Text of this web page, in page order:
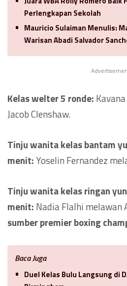
Perlengkapan Sekolah
Mauricio Sulaiman Menulis:
Warisan Abadi Salvador
Kelas welter 5 ronde:
Jacob Clenshaw.
Tinju wanita kelas bantam
menit:Yoselin Fernandez
Tinju wanita kelas ringan
menit: Nadia Flalhi melawan
sumber premier boxing
Baca Juga
Duel Kelas Bulu Langsung di